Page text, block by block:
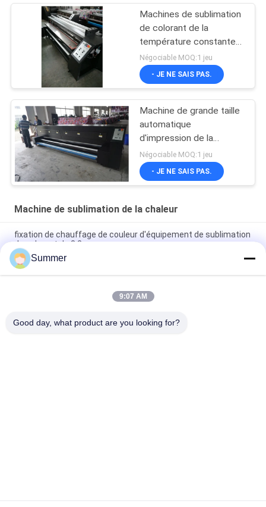
Machines de sublimation
de colorant de la
température constante
pour les imprimantes
piézo-électriques
Négociable MOQ:1 jeu
- JE NE SAIS PAS.
Machine de grande taille
automatique
d'impression de la
chaleur avec la haute
température
Négociable MOQ:1 jeu
- JE NE SAIS PAS.
Machine de sublimation de la chaleur
fixation de chauffage de couleur d'équipement de sublimation
de colorant de 3.2m
Machine 3.2m Heater Printer de sublimation de la chaleur
d'unité de fixation
Unité de grande taille fonctionnante automatique de fixation
Summer
9:07 AM
Good day, what product are you looking for?